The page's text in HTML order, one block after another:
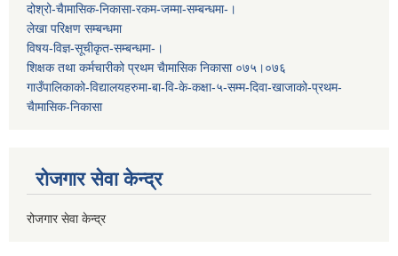
दोश्रो-चैामासिक-निकासा-रकम-जम्मा-सम्बन्धमा-।
लेखा परिक्षण सम्बन्धमा
विषय-विज्ञ-सूचीकृत-सम्बन्धमा-।
शिक्षक तथा कर्मचारीको प्रथम च‌ैामासिक निकासा ०७५।०७६
गाउँपालिकाको-विद्यालयहरुमा-बा-वि-के-कक्षा-५-सम्म-दिवा-खाजाको-प्रथम-
चैामासिक-निकासा
रोजगार सेवा केन्द्र
रोजगार सेवा केन्द्र